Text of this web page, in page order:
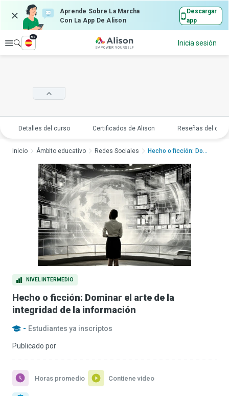
Aprende Sobre La Marcha
Con La App De Alison
Descargar
app
Explorar
es
Inicia sesión
Detalles del curso Certificados de Alison Reseñas del
NIVEL INTERMEDIO
Hecho o ficción: Dominar el arte de la
integridad de la información
- Estudiantes ya inscriptos
Publicado por
Horas promedio Contiene video
Inicio Ámbito educativo Redes Sociales Hecho o ficción: Dom...